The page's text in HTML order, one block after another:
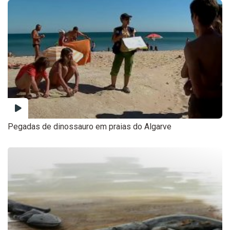
Pegadas de dinossauro em praias do Algarve